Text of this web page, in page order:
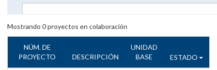
Mostrando 0proyectos en colaboración
NÚM. DE
PROYECTO
DESCRIPCIÓN
UNIDAD
BASE
ESTADO